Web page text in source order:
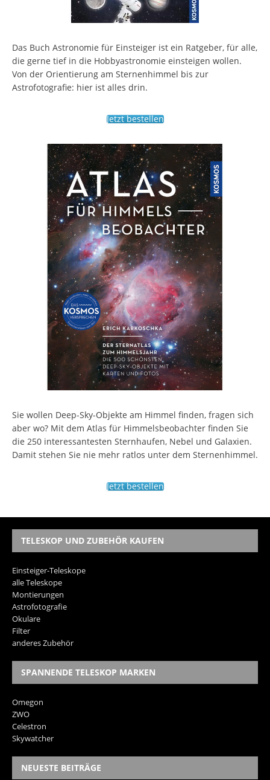
Das Buch Astronomie für Einsteiger ist ein Ratgeber, für alle,
die gerne tief in die Hobbyastronomie einsteigen wollen.
Von der Orientierung am Sternenhimmel bis zur
Astrofotografie: hier ist alles drin.
Jetzt bestellen
Sie wollen Deep-Sky-Objekte am Himmel finden, fragen sich
aber wo? Mit dem Atlas für Himmelsbeobachter finden Sie
die 250 interessantesten Sternhaufen, Nebel und Galaxien.
Damit stehen Sie nie mehr ratlos unter dem Sternenhimmel.
Jetzt bestellen
TELESKOP UND ZUBEHÖR KAUFEN
Einsteiger-Teleskope
alle Teleskope
Montierungen
Astrofotografie
Okulare
Filter
anderes Zubehör
SPANNENDE TELESKOP MARKEN
Omegon
ZWO
Celestron
Skywatcher
NEUESTE BEITRÄGE